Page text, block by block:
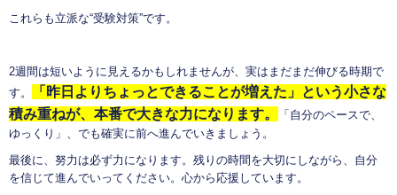
これらも立派な“受験対策”です。
2週間は短いように見えるかもしれませんが、実はまだまだ伸びる時期で
す。
「昨日よりちょっとできることが増えた」という小さな
積み重ねが、本番で大きな力になります。
「自分のペースで、
ゆっくり」、でも確実に前へ進んでいきましょう。
最後に、努力は必ず力になります。残りの時間を大切にしながら、自分
を信じて進んでいってください。心から応援しています。